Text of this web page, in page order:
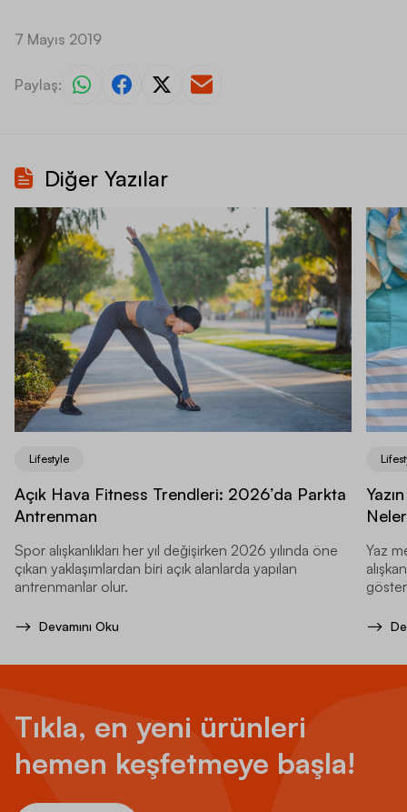
7 Mayıs 2019
Paylaş:
Diğer Yazılar
Lifestyle
Açık Hava Fitness Trendleri: 2026’da Parkta
Antrenman
Spor alışkanlıkları her yıl değişirken 2026 yılında öne
çıkan yaklaşımlardan biri açık alanlarda yapılan
antrenmanlar olur.
Devamını Oku
Yaz
Tıkla, en yeni ürünleri
hemen keşfetmeye başla!